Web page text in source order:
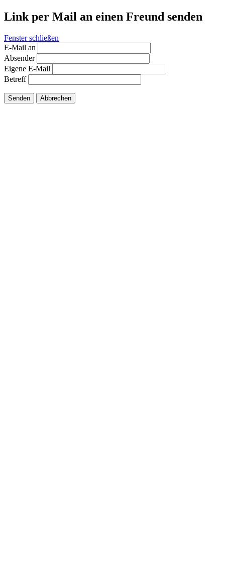
Link per Mail an einen Freund senden
Fenster schließen
E-Mail an
Absender
Eigene E-Mail
Betreff
Senden Abbrechen